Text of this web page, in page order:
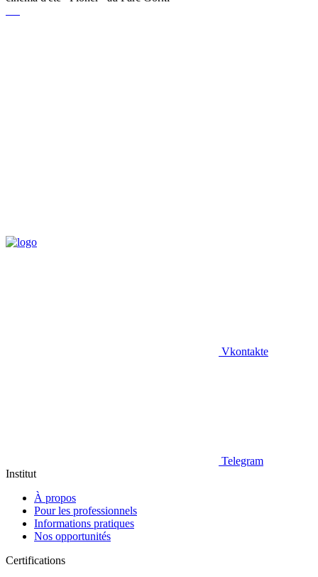
Vkontakte
Telegram
Institut
À propos
Pour les professionnels
Informations pratiques
Nos opportunités
Certifications